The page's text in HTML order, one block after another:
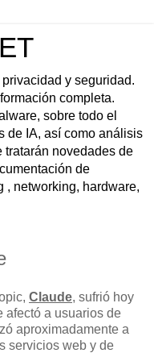
y seguridad.
completa.
sobre todo el
de IA, así como análisis
tratarán novedades de
de
, networking, hardware,
Claude, sufrió hoy
afectó a usuarios de
aproximadamente a
servicios web y de